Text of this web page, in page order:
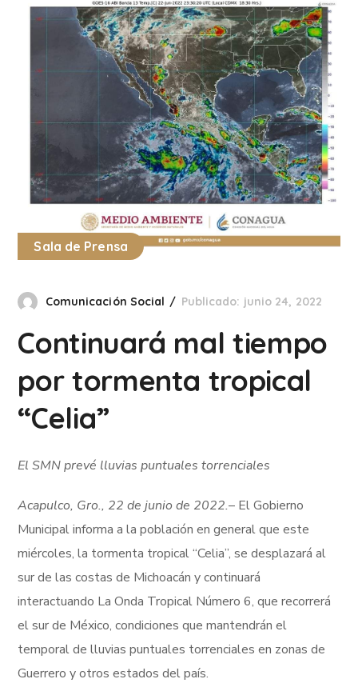
Sala de Prensa
Comunicación Social Publicado: junio 24, 2022
Continuará mal tiempo
por tormenta tropical
“Celia”
El SMN prevé lluvias puntuales torrenciales
Acapulco, Gro., 22 de junio de 2022.– El Gobierno
Municipal informa a la población en general que este
miércoles, la tormenta tropical “Celia”, se desplazará al
sur de las costas de Michoacán y continuará
interactuando La Onda Tropical Número 6, que recorrerá
el sur de México, condiciones que mantendrán el
temporal de lluvias puntuales torrenciales en zonas de
Guerrero y otros estados del país.